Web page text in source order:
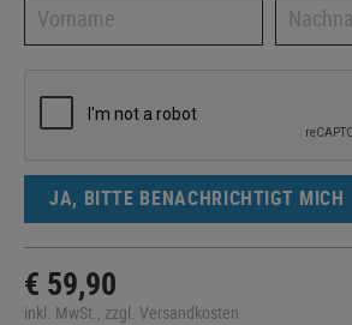
JA, BITTE BENACHRICHTIGT MICH
€ 59,90
inkl. MwSt., zzgl. Versandkosten